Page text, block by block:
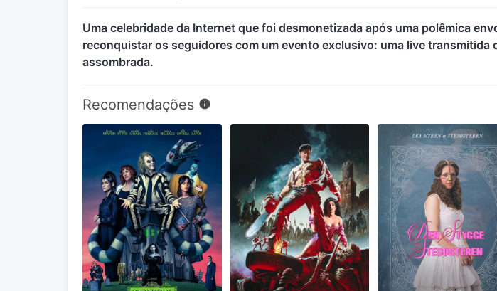
Uma celebridade da Internet que foi desmonetizada após uma polêmica
reconquistar os seguidores com um evento exclusivo: uma live transmitida
assombrada.
Recomendações